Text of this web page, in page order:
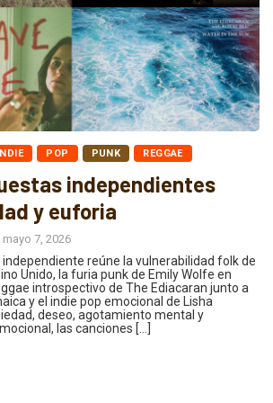
POP PUNK REGGAE
independientes
y euforia
mayo 7, 2026
reúne la vulnerabilidad folk de
Unido, la furia punk de Emily Wolfe en
introspectivo de The Ediacaran junto a
y el indie pop emocional de Lisha
deseo, agotamiento mental y
las canciones […]